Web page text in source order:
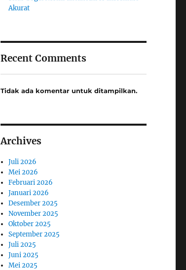
Akurat
Recent Comments
Tidak ada komentar untuk ditampilkan.
Archives
Juli 2026
Mei 2026
Februari 2026
Januari 2026
Desember 2025
November 2025
Oktober 2025
September 2025
Juli 2025
Juni 2025
Mei 2025